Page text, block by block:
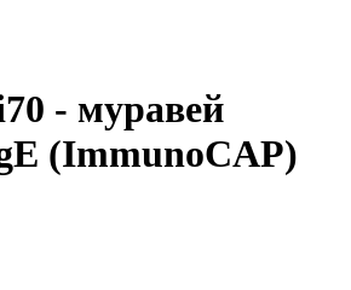
- муравей
(ImmunoCAP)